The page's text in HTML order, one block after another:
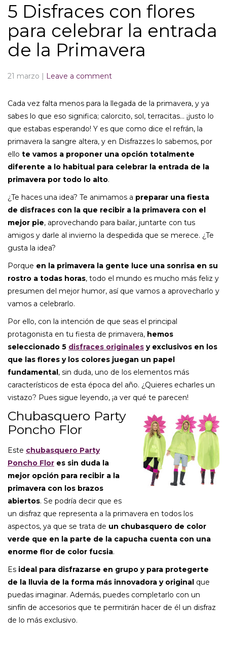
5 Disfraces con flores
para celebrar la entrada
de la Primavera
21 marzo Leave a comment
Cada vez falta menos para la llegada de la primavera, y ya
sabes lo que eso significa; calorcito, sol, terracitas… ¡justo lo
que estabas esperando! Y es que como dice el refrán, la
primavera la sangre altera, y en Disfrazzes lo sabemos, por
ello te vamos a proponer una opción totalmente
diferente a lo habitual para celebrar la entrada de la
primavera por todo lo alto.
¿Te haces una idea? Te animamos a preparar una fiesta
de disfraces con la que recibir a la primavera con el
mejor pie, aprovechando para bailar, juntarte con tus
amigos y darle al invierno la despedida que se merece. ¿Te
gusta la idea?
Porque en la primavera la gente luce una sonrisa en su
rostro a todas horas, todo el mundo es mucho más feliz y
presumen del mejor humor, así que vamos a aprovecharlo y
vamos a celebrarlo.
Por ello, con la intención de que seas el principal
protagonista en tu fiesta de primavera, hemos
seleccionado 5 disfraces originales y exclusivos en los
que las flores y los colores juegan un papel
fundamental , sin duda, uno de los elementos más
característicos de esta época del año. ¿Quieres echarles un
vistazo? Pues sigue leyendo, ¡a ver qué te parecen!
Chubasquero Party
Poncho Flor
Este chubasquero Party
Poncho Flor es sin duda la
mejor opción para recibir a la
primavera con los brazos
abiertos. Se podría decir que es
un disfraz que representa a la primavera en todos los
aspectos, ya que se trata de un chubasquero de color
verde que en la parte de la capucha cuenta con una
enorme flor de color fucsia.
Es ideal para disfrazarse en grupo y para protegerte
de la lluvia de la forma más innovadora y original que
puedas imaginar. Además, puedes completarlo con un
sinfín de accesorios que te permitirán hacer de él un disfraz
de lo más exclusivo.